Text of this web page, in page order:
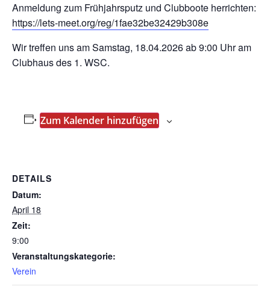
Anmeldung zum Frühjahrsputz und Clubboote herrichten:
https://lets-meet.org/reg/1fae32be32429b308e
Wir treffen uns am Samstag, 18.04.2026 ab 9:00 Uhr am
Clubhaus des 1. WSC.
Zum Kalender hinzufügen
DETAILS
Datum:
April 18
Zeit:
9:00
Veranstaltungskategorie:
Verein